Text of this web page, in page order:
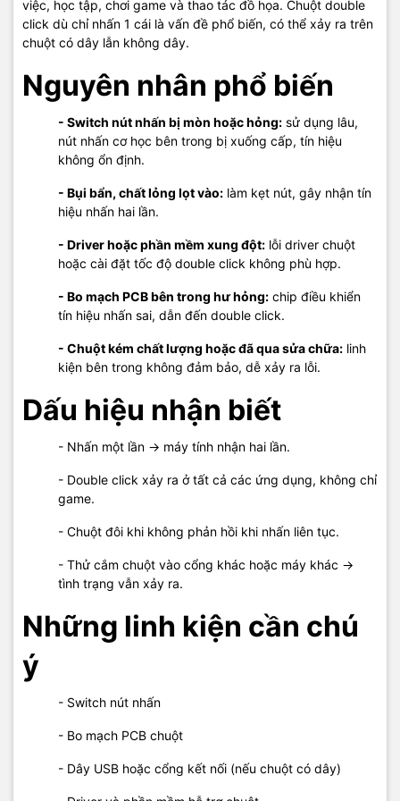
việc, học tập, chơi game và thao tác đồ họa. Chuột double
click dù chỉ nhấn 1 cái là vấn đề phổ biến, có thể xảy ra trên
chuột có dây lẫn không dây.
Nguyên nhân phổ biến
- Switch nút nhấn bị mòn hoặc hỏng: sử dụng lâu,
nút nhấn cơ học bên trong bị xuống cấp, tín hiệu
không ổn định.
- Bụi bẩn, chất lỏng lọt vào: làm kẹt nút, gây nhận tín
hiệu nhấn hai lần.
- Driver hoặc phần mềm xung đột: lỗi driver chuột
hoặc cài đặt tốc độ double click không phù hợp.
- Bo mạch PCB bên trong hư hỏng: chip điều khiển
tín hiệu nhấn sai, dẫn đến double click.
- Chuột kém chất lượng hoặc đã qua sửa chữa: linh
kiện bên trong không đảm bảo, dễ xảy ra lỗi.
Dấu hiệu nhận biết
- Nhấn một lần → máy tính nhận hai lần.
- Double click xảy ra ở tất cả các ứng dụng, không chỉ
game.
- Chuột đôi khi không phản hồi khi nhấn liên tục.
- Thử cắm chuột vào cổng khác hoặc máy khác →
tình trạng vẫn xảy ra.
Những linh kiện cần chú
ý
- Switch nút nhấn
- Bo mạch PCB chuột
- Dây USB hoặc cổng kết nối (nếu chuột có dây)
TP. Phú Quốc, Kiên Giang
📍 Cơ sở 2: 05 Hoàng Văn Thụ, Khu phố 5, P. Dương Đông, TP.
Phú Quốc, Kiên Giang
📞 Hotline tư vấn: 0908 249 891 – 02973 996 651
🧰 Kỹ thuật: 0968 900 202
💬 Báo giá linh kiện & thiết bị: 0939 676 502
🌐 Website: maytinhphuquoc.com
📧 Email:vitinhhaidang.com@gmail.com
#ChuotDoubleClick #ChuotBanPhimPhuQuoc #SuaChuotPhuQuoc